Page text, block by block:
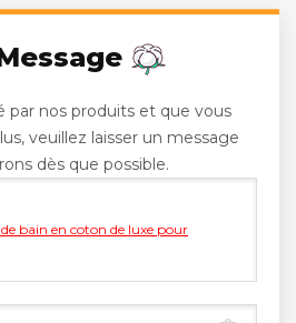
par nos produits et que vous
veuillez laisser un message
dès que possible.
bain en coton de luxe pour